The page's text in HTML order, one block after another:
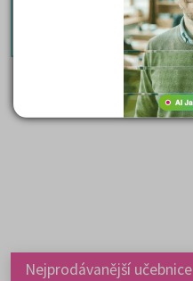
Nejprodávanější učebnice